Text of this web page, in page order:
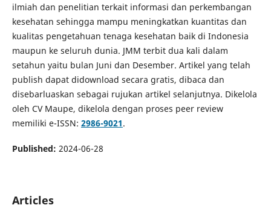
ilmiah dan penelitian terkait informasi dan perkembangan
kesehatan sehingga mampu meningkatkan kuantitas dan
kualitas pengetahuan tenaga kesehatan baik di Indonesia
maupun ke seluruh dunia. JMM terbit dua kali dalam
setahun yaitu bulan Juni dan Desember. Artikel yang telah
publish dapat didownload secara gratis, dibaca dan
disebarluaskan sebagai rujukan artikel selanjutnya. Dikelola
oleh CV Maupe, dikelola dengan proses peer review
memiliki e-ISSN: 2986-9021.
Published: 2024-06-28
Articles